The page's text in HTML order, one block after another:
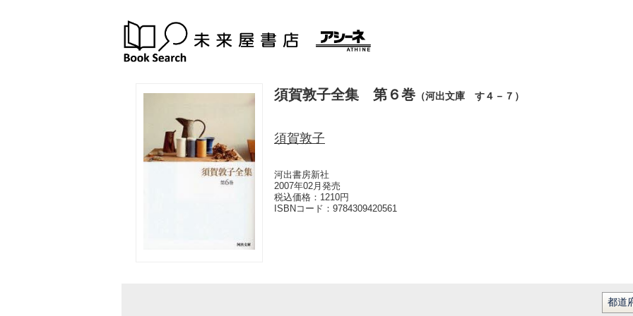
須賀敦子全集 第６巻 （河出文庫 す４－７）
須賀敦子
河出書房新社
2007年02月発売
税込価格：1210円
ISBNコード： 9784309420561